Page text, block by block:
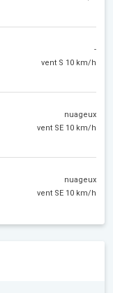
-
vent S 10 km/h
nuageux
vent SE 10 km/h
nuageux
vent SE 10 km/h